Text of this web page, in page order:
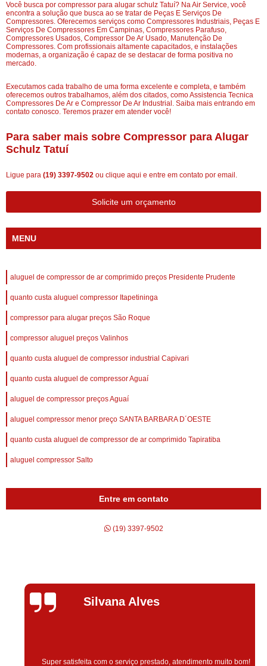
Você busca por compressor para alugar schulz Tatuí? Na Air Service, você
encontra a solução que busca ao se tratar de Peças E Serviços De
Compressores. Oferecemos serviços como Compressores Industriais, Peças E
Serviços De Compressores Em Campinas, Compressores Parafuso,
Compressores Usados, Compressor De Ar Usado, Manutenção De
Compressores. Com profissionais altamente capacitados, e instalações
modernas, a organização é capaz de se destacar de forma positiva no
mercado.
Executamos cada trabalho de uma forma excelente e completa, e também
oferecemos outros trabalhamos, além dos citados, como Assistencia Tecnica
Compressores De Ar e Compressor De Ar Industrial. Saiba mais entrando em
contato conosco. Teremos prazer em atender você!
Para saber mais sobre Compressor para Alugar
Schulz Tatuí
Ligue para (19) 3397-9502 ou clique aqui e entre em contato por email.
Solicite um orçamento
MENU
aluguel de compressor de ar comprimido preços Presidente Prudente
quanto custa aluguel compressor Itapetininga
compressor para alugar preços São Roque
compressor aluguel preços Valinhos
quanto custa aluguel de compressor industrial Capivari
quanto custa aluguel de compressor Aguaí
aluguel de compressor preços Aguaí
aluguel compressor menor preço SANTA BARBARA D´OESTE
quanto custa aluguel de compressor de ar comprimido Tapiratiba
aluguel compressor Salto
Entre em contato
(19) 3397-9502
Silvana Alves
Super satisfeita com o serviço prestado, atendimento muito bom!